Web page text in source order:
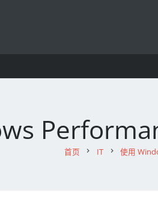
首页 chevron_right IT chevron_right 使用